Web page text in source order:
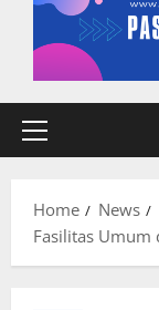
Primary
Home
News
Fasilitas Umum